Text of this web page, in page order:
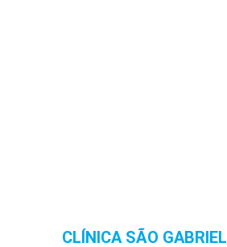
CLÍNICA SÃO GABRIEL